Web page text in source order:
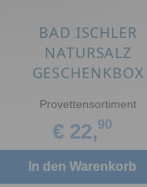
BAD ISCHLER
NATURSALZ
GESCHENKBOX
Provettensortiment
€ 22,90
In den Warenkorb